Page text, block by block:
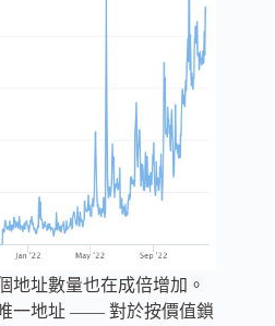
地址數量也在成倍增加。
一地址 —— 對於按價值鎖